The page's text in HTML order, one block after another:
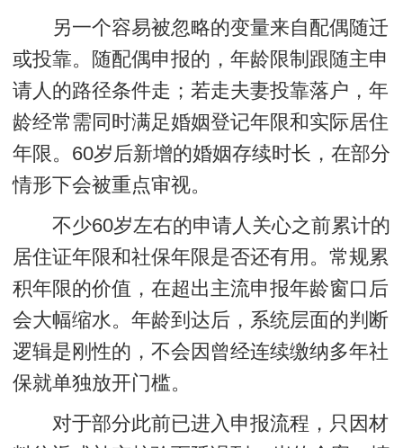
另一个容易被忽略的变量来自配偶随迁
或投靠。随配偶申报的，年龄限制跟随主申
请人的路径条件走；若走夫妻投靠落户，年
龄经常需同时满足婚姻登记年限和实际居住
年限。60岁后新增的婚姻存续时长，在部分
情形下会被重点审视。
不少60岁左右的申请人关心之前累计的
居住证年限和社保年限是否还有用。常规累
积年限的价值，在超出主流申报年龄窗口后
会大幅缩水。年龄到达后，系统层面的判断
逻辑是刚性的，不会因曾经连续缴纳多年社
保就单独放开门槛。
对于部分此前已进入申报流程，只因材